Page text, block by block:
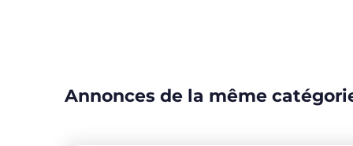
Annonces de la même